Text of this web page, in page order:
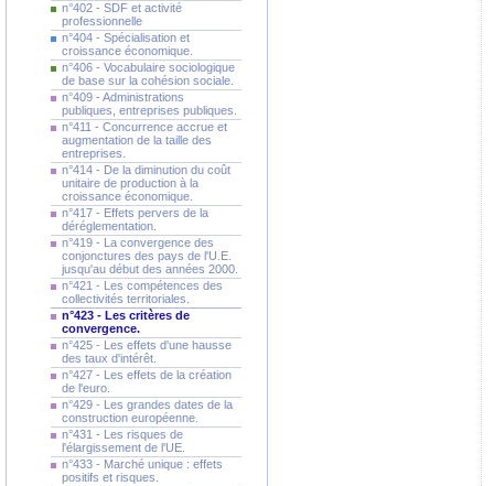
n°402 - SDF et activité
professionnelle
n°404 - Spécialisation et
croissance économique.
n°406 - Vocabulaire sociologique
de base sur la cohésion sociale.
n°409 - Administrations
publiques, entreprises publiques.
n°411 - Concurrence accrue et
augmentation de la taille des
entreprises.
n°414 - De la diminution du coût
unitaire de production à la
croissance économique.
n°417 - Effets pervers de la
déréglementation.
n°419 - La convergence des
conjonctures des pays de l'U.E.
jusqu'au début des années 2000.
n°421 - Les compétences des
collectivités territoriales.
n°423 - Les critères de
convergence.
n°425 - Les effets d'une hausse
des taux d'intérêt.
n°427 - Les effets de la création
de l'euro.
n°429 - Les grandes dates de la
construction européenne.
n°431 - Les risques de
l'élargissement de l'UE.
n°433 - Marché unique : effets
positifs et risques.